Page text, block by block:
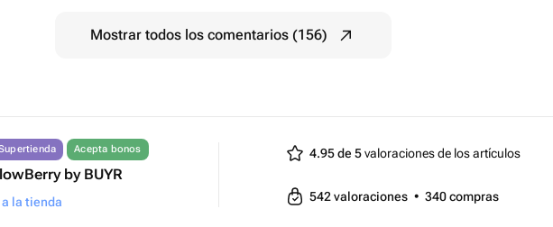
Mostrar todos los comentarios (156)
Acepta bonos
by BUYR
a la tienda
4.95 de 5valoraciones de los artículos
542valoraciones • 340compras